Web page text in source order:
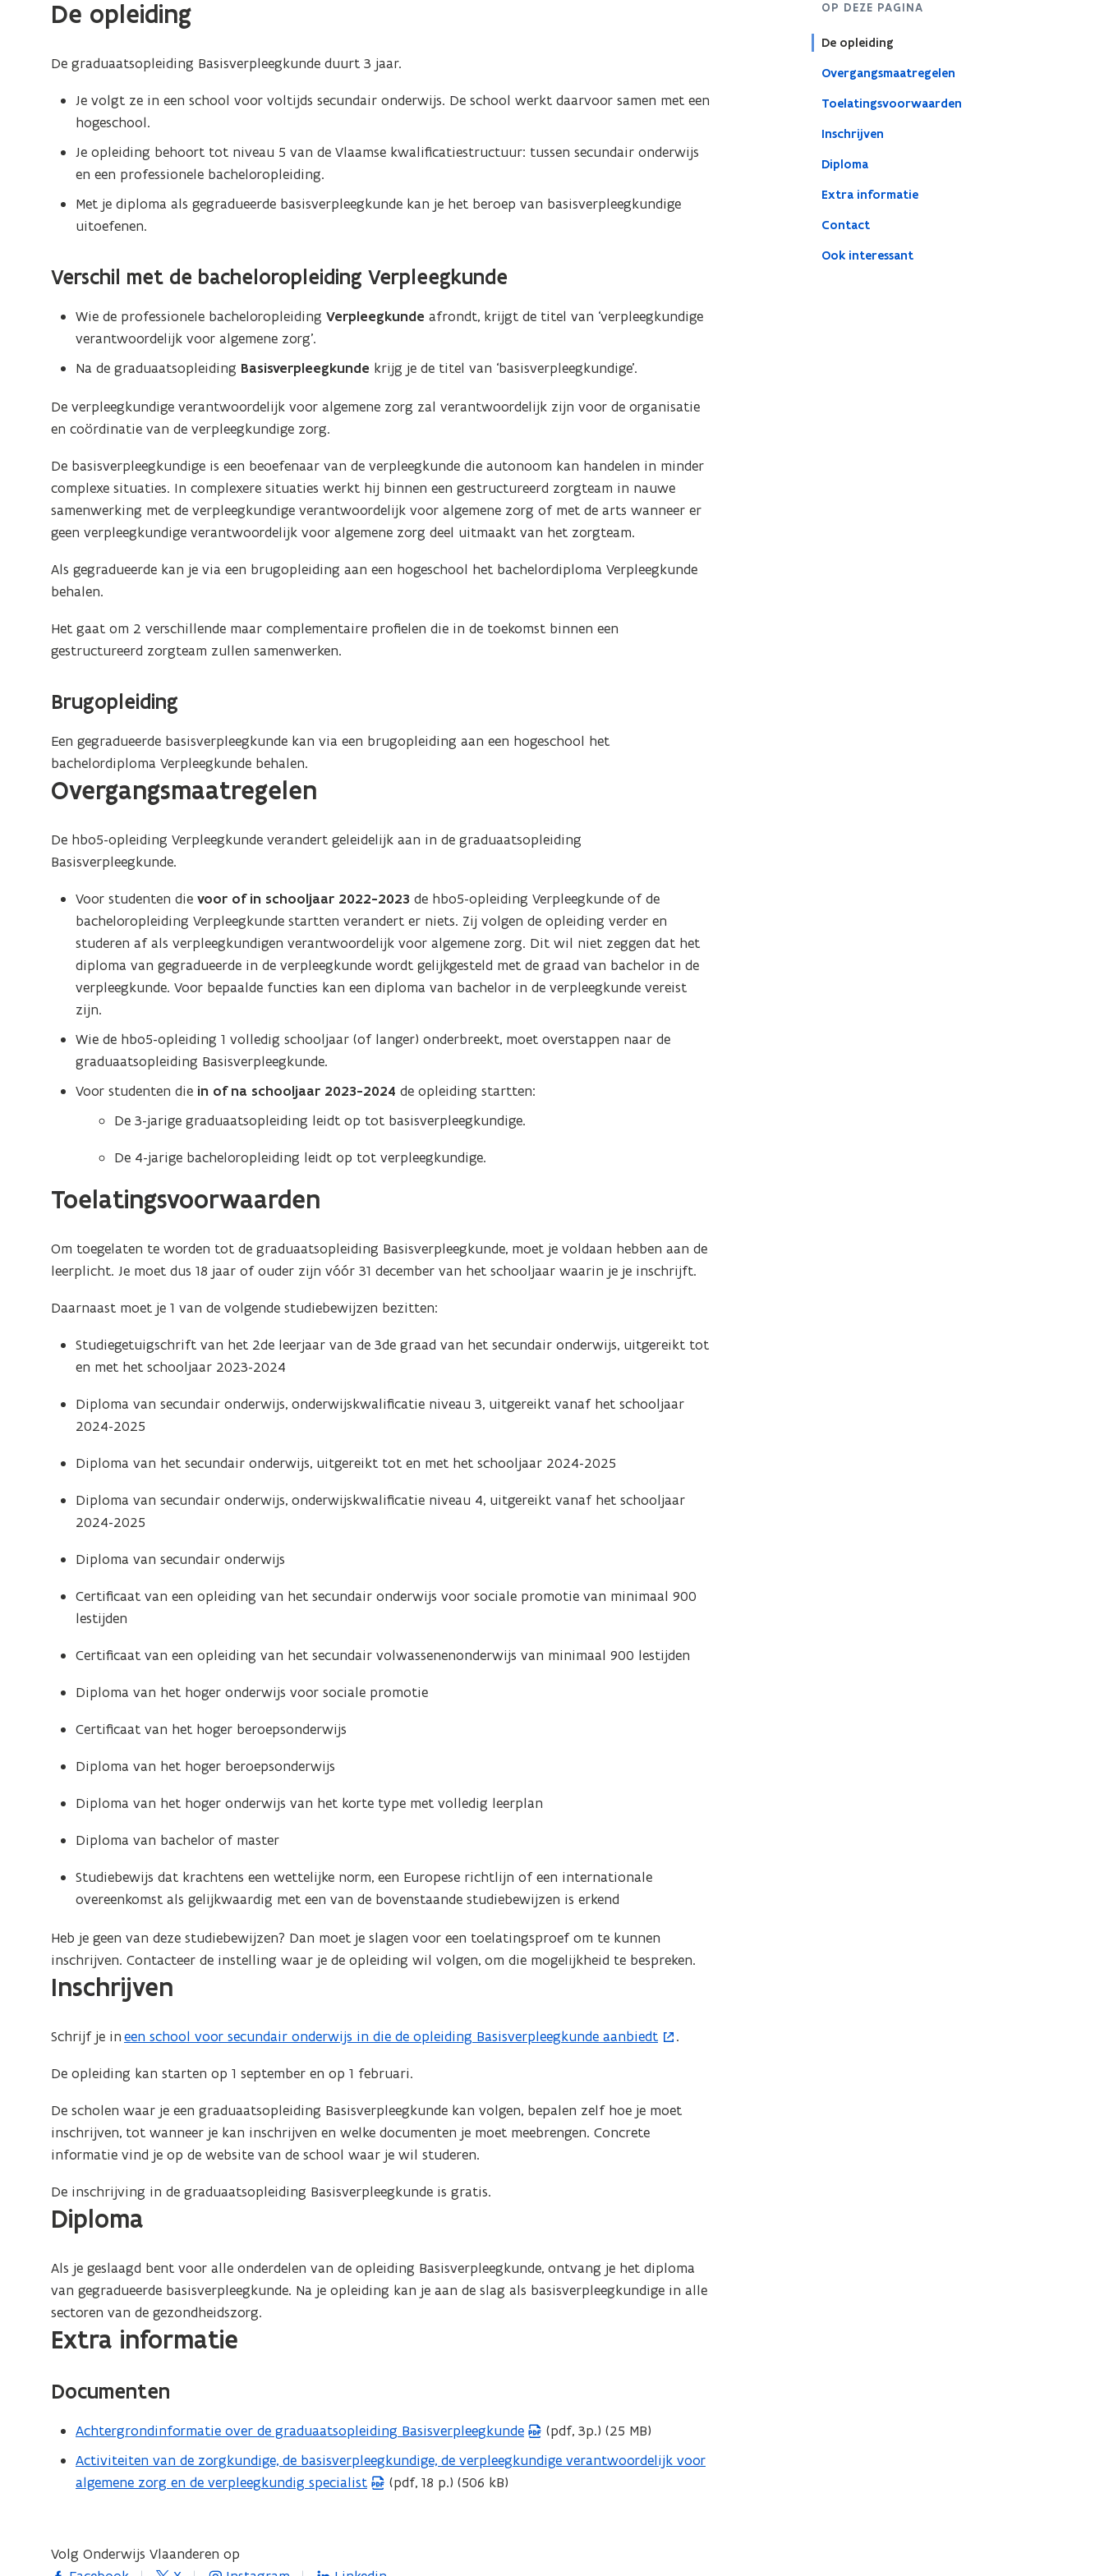
OP DEZE PAGINA
De opleiding
Overgangsmaatregelen
Toelatingsvoorwaarden
Inschrijven
Diploma
Extra informatie
Contact
Ook interessant
De opleiding
De graduaatsopleiding Basisverpleegkunde duurt 3 jaar.
Je volgt ze in een school voor voltijds secundair onderwijs. De school werkt daarvoor samen met een
hogeschool.
Je opleiding behoort tot niveau 5 van de Vlaamse kwalificatiestructuur: tussen secundair onderwijs
en een professionele bacheloropleiding.
Met je diploma als gegradueerde basisverpleegkunde kan je het beroep van basisverpleegkundige
uitoefenen.
Verschil met de bacheloropleiding Verpleegkunde
Wie de professionele bacheloropleidingVerpleegkundeafrondt, krijgt de titel van ‘verpleegkundige
verantwoordelijk voor algemene zorg’.
Na de graduaatsopleiding Basisverpleegkunde krijg je de titel van ‘basisverpleegkundige’.
De verpleegkundige verantwoordelijk voor algemene zorg zal verantwoordelijk zijn voor de organisatie
en coördinatie van de verpleegkundige zorg.
De basisverpleegkundige is een beoefenaar van de verpleegkunde die autonoom kan handelen in minder
complexe situaties. In complexere situaties werkt hij binnen een gestructureerd zorgteam in nauwe
samenwerking met de verpleegkundige verantwoordelijk voor algemene zorg of met de arts wanneer er
geen verpleegkundige verantwoordelijk voor algemene zorg deel uitmaakt van het zorgteam.
Als gegradueerde kan je via een brugopleiding aan een hogeschool het bachelordiploma Verpleegkunde
behalen.
Het gaat om 2 verschillende maar complementaire profielen die in de toekomst binnen een
gestructureerd zorgteam zullen samenwerken.
Brugopleiding
Een gegradueerde basisverpleegkunde kan via een brugopleiding aan een hogeschool het
bachelordiploma Verpleegkunde behalen.
Overgangsmaatregelen
De hbo5-opleiding Verpleegkunde verandert geleidelijk aan in de graduaatsopleiding
Basisverpleegkunde.
Voor studenten dievoor of in schooljaar 2022-2023de hbo5-opleiding Verpleegkunde of de
bacheloropleiding Verpleegkunde startten verandert er niets. Zij volgen de opleiding verder en
studeren af als verpleegkundigen verantwoordelijk voor algemene zorg. Dit wil niet zeggen dat het
diploma van gegradueerde in de verpleegkunde wordt gelijkgesteld met de graad van bachelor in de
verpleegkunde. Voor bepaalde functies kan een diploma van bachelor in de verpleegkunde vereist
zijn.
Wie de hbo5-opleiding 1 volledig schooljaar (of langer) onderbreekt, moet overstappen naar de
graduaatsopleiding Basisverpleegkunde.
Voor studenten die in of na schooljaar 2023-2024 de opleiding startten:
De 3-jarige graduaatsopleiding leidt op tot basisverpleegkundige.
De 4-jarige bacheloropleiding leidt op tot verpleegkundige.
Toelatingsvoorwaarden
Om toegelaten te worden tot de graduaatsopleiding Basisverpleegkunde, moet je voldaan hebben aan de
leerplicht. Je moet dus 18 jaar of ouder zijn vóór 31 december van het schooljaar waarin je je inschrijft.
Daarnaast moet je 1 van de volgende studiebewijzen bezitten:
Studiegetuigschrift van het 2de leerjaar van de 3de graad van het secundair onderwijs, uitgereikt tot
en met het schooljaar 2023-2024
Diploma van secundair onderwijs, onderwijskwalificatie niveau 3, uitgereikt vanaf het schooljaar
2024-2025
Diploma van het secundair onderwijs, uitgereikt tot en met het schooljaar 2024-2025
Diploma van secundair onderwijs, onderwijskwalificatie niveau 4, uitgereikt vanaf het schooljaar
2024-2025
Diploma van secundair onderwijs
Certificaat van een opleiding van het secundair onderwijs voor sociale promotie van minimaal 900
lestijden
Certificaat van een opleiding van het secundair volwassenenonderwijs van minimaal 900 lestijden
Diploma van het hoger onderwijs voor sociale promotie
Certificaat van het hoger beroepsonderwijs
Diploma van het hoger beroepsonderwijs
Diploma van het hoger onderwijs van het korte type met volledig leerplan
Diploma van bachelor of master
Studiebewijs dat krachtens een wettelijke norm, een Europese richtlijn of een internationale
overeenkomst als gelijkwaardig met een van de bovenstaande studiebewijzen is erkend
Heb je geen van deze studiebewijzen? Dan moet je slagen voor een toelatingsproef om te kunnen
inschrijven. Contacteer de instelling waar je de opleiding wil volgen, om die mogelijkheid te bespreken.
Inschrijven
Schrijf je ineen school voor secundair onderwijs in die de opleiding Basisverpleegkunde aanbiedt
(
p
e
n
t
n
n
u
v
e
s
e
r
)
.
De opleiding kan starten op 1 september en op 1 februari.
De scholen waar je een graduaatsopleiding Basisverpleegkunde kan volgen, bepalen zelf hoe je moet
inschrijven, tot wanneer je kan inschrijven en welke documenten je moet meebrengen. Concrete
informatie vind je op de website van de school waar je wil studeren.
De inschrijving in de graduaatsopleiding Basisverpleegkunde is gratis.
Diploma
Als je geslaagd bent voor alle onderdelen van de opleiding Basisverpleegkunde, ontvang je het diploma
van gegradueerde basisverpleegkunde. Na je opleiding kan je aan de slag als basisverpleegkundige in alle
sectoren van de gezondheidszorg.
Extra informatie
Documenten
Achtergrondinformatie over de graduaatsopleiding Basisverpleegkunde
(
P
D
s
(pdf, 3p.) (25 MB)
Activiteiten van de zorgkundige, de basisverpleegkundige, de verpleegkundige verantwoordelijk voor
algemene zorg en de verpleegkundig specialist
(
P
b
e
(pdf, 18 p.) (506 kB)
Volg Onderwijs Vlaanderen op